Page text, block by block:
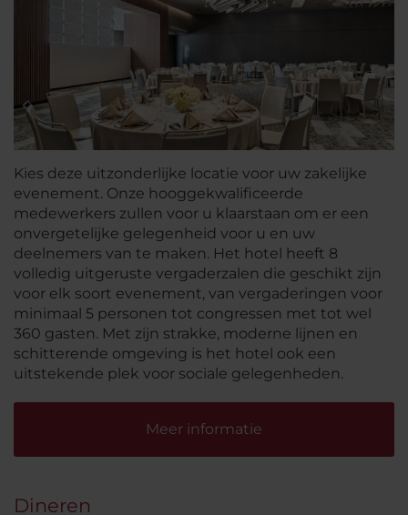
Kies deze uitzonderlijke locatie voor uw zakelijke
evenement. Onze hooggekwalificeerde
medewerkers zullen voor u klaarstaan om er een
onvergetelijke gelegenheid voor u en uw
deelnemers van te maken. Het hotel heeft 8
volledig uitgeruste vergaderzalen die geschikt zijn
voor elk soort evenement, van vergaderingen voor
minimaal 5 personen tot congressen met tot wel
360 gasten. Met zijn strakke, moderne lijnen en
schitterende omgeving is het hotel ook een
uitstekende plek voor sociale gelegenheden.
Meer informatie
Dineren